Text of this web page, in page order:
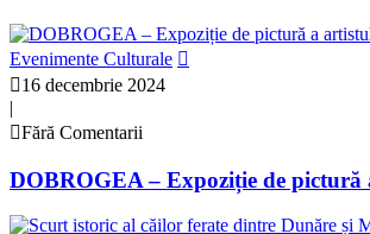
Evenimente Culturale
16 decembrie 2024
|
Fără Comentarii
DOBROGEA – Expoziție de